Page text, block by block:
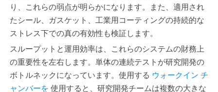
り、これらの弱点が明らかになります。また、適用され
たシール、ガスケット、工業用コーティングの持続的な
ストレス下での真の有効性も検証します。
スループットと運用効率は、これらのシステムの財務上
の重要性を左右します。単体の連続テストが研究開発の
ボトルネックになっています。使用する ウォークイン チ
ャンバーを 使用すると、研究開発チームは複数の大きな